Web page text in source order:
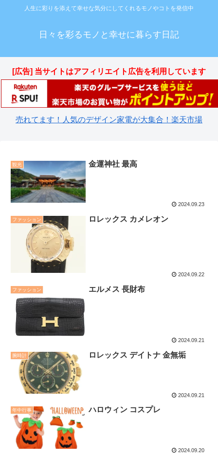
人生に彩りを添えて幸せな気分にしてくれるモノやコトを発信中
日々を彩るモノと幸せに暮らす日記
[広告] 当サイトはアフィリエイト広告を利用しています
売れてます！人気のデザイン家電が大集合！楽天市場
観光 金運神社 最高
2024.09.23
ファッション ロレックス カメレオン
2024.09.22
ファッション エルメス 長財布
2024.09.21
腕時計 ロレックス デイトナ 金無垢
2024.09.21
年中行事 ハロウィン コスプレ
2024.09.20